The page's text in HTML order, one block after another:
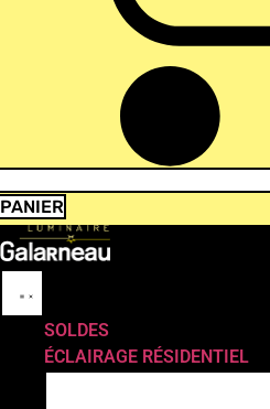
PANIER
SOLDES
ÉCLAIRAGE RÉSIDENTIEL